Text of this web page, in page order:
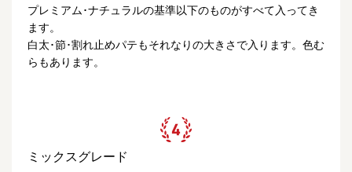
プレミアム･ナチュラルの基準以下のものがすべて入ってき
ます。
白太･節･割れ止めパテもそれなりの大きさで入ります。色む
らもあります。
ミックスグレード